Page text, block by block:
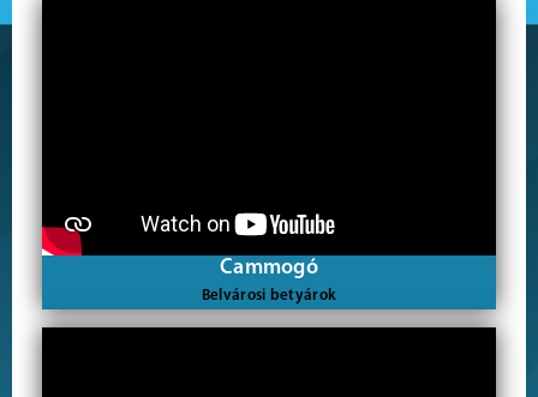
Cammogó
Belvárosi betyárok